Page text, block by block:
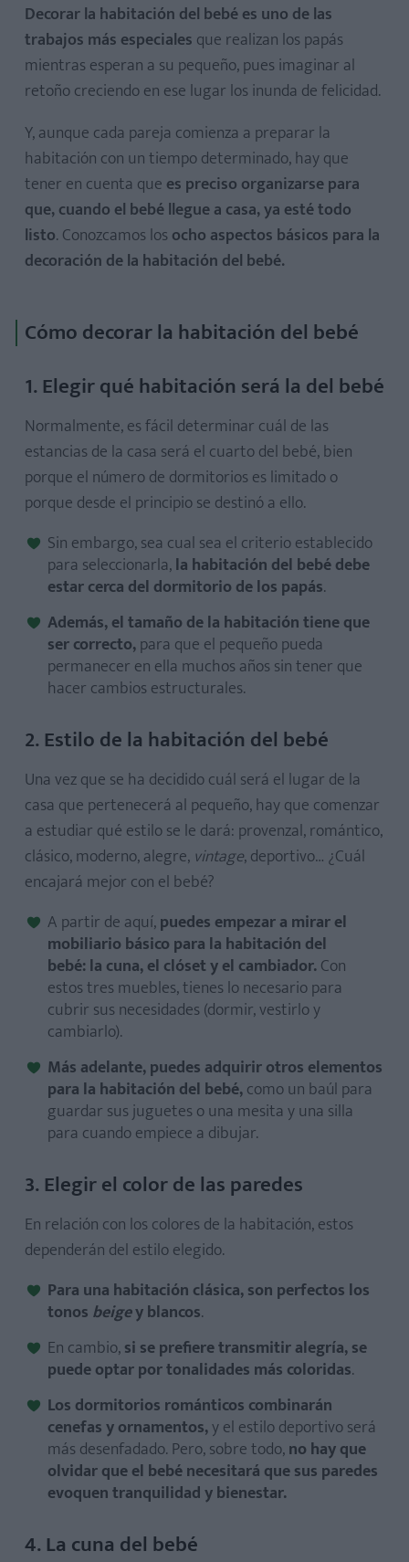
1. Elegir qué habitación será la del bebé
2. Estilo de la habitación del bebé
3. Elegir el color de las paredes
4. La cuna del bebé
5. Cambiador y bañera
6. Iluminación y cortinas
7. El colchón para la cuna del bebé
8. Seguridad y tecnología para el bebé
Decorar la habitación del bebées uno de las
trabajos más especiales que realizan los papás
mientras esperan a su pequeño, pues imaginar al
retoño creciendo en ese lugar los inunda de felicidad.
Y, aunque cada pareja comienza a preparar la
habitación con un tiempo determinado, hay que
tener en cuenta que es preciso organizarse para
que, cuando el bebé llegue a casa, ya esté todo
listo. Conozcamos los ocho aspectos básicos para la
decoración de la habitación del bebé.
Cómo decorar la habitación del bebé
1. Elegir qué habitación será la del bebé
Normalmente, es fácil determinar cuál de las
estancias de la casa será el cuarto del bebé, bien
porque el número de dormitorios es limitado o
porque desde el principio se destinó a ello.
Sin embargo, sea cual sea el criterio establecido
para seleccionarla,la habitación del bebé debe
estar cerca del dormitorio de los papás.
Además, el tamaño de la habitación tiene que
ser correcto,para que el pequeño pueda
permanecer en ella muchos años sin tener que
hacer cambios estructurales.
2. Estilo de la habitación del bebé
Una vez que se ha decidido cuál será el lugar de la
casa que pertenecerá al pequeño, hay que comenzar
a estudiar qué estilo se le dará: provenzal, romántico,
clásico, moderno, alegre, vintage, deportivo… ¿Cuál
encajará mejor con el bebé?
A partir de aquí,puedes empezar a mirar el
mobiliario básico para la habitación del
bebé: la cuna, el clóset y el cambiador.Con
estos tres muebles, tienes lo necesario para
cubrir sus necesidades (dormir, vestirlo y
cambiarlo).
Más adelante, puedes adquirir otros elementos
para la habitación del bebé,como un baúl para
guardar sus juguetes o una mesita y una silla
para cuando empiece a dibujar.
3. Elegir el color de las paredes
En relación con los colores de la habitación, estos
dependerán del estilo elegido.
Para una habitación clásica, son perfectos los
tonos beigey blancos.
En cambio,si se prefiere transmitir alegría, se
puede optar por tonalidades más coloridas.
Los dormitorios románticos combinarán
cenefas y ornamentos,y el estilo deportivo será
más desenfadado. Pero, sobre todo,no hay que
olvidar que el bebé necesitará que sus paredes
evoquen tranquilidad y bienestar.
4. La cuna del bebé